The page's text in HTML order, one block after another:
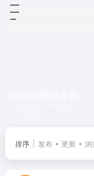
排序 发布 更新 浏